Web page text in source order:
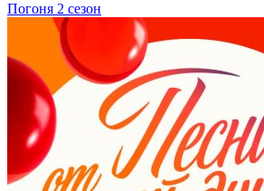
Погоня 2 сезон